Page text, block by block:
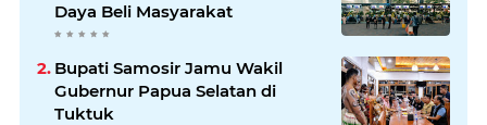
Daya Beli Masyarakat
Bupati Samosir Jamu Wakil
Gubernur Papua Selatan di
Tuktuk